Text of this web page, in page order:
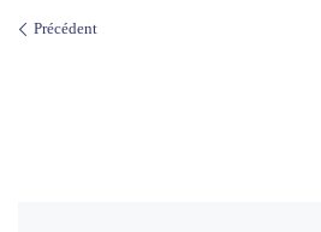
Navigation des images
Précédent